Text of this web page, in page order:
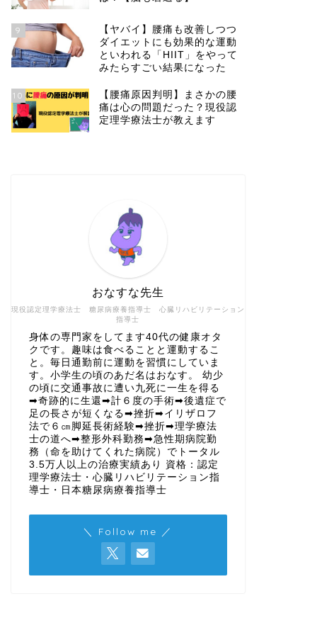
9
【ヤバイ】腰痛も改善しつつ
ダイエットにも効果的な運動
といわれる「HIIT」をやって
みたらすごい結果になった
10
【腰痛原因判明】まさかの腰
痛は心の問題だった？現役認
定理学療法士が教えます
現役認定理学療法士 糖尿病療養指導士 心臓リハビリテーション
指導士
おなすな先生
身体の専門家をしてます40代の健康オタ
クです。趣味は食べることと運動するこ
と。毎日通勤前に運動を習慣にしていま
す。小学生の頃のあだ名はおなす。 幼少
の頃に交通事故に遭い九死に一生を得る
➡奇跡的に生還➡計６度の手術➡後遺症で
足の長さが短くなる➡挫折➡イリザロフ
法で６㎝脚延長術経験➡挫折➡理学療法
士の道へ➡整形外科勤務➡急性期病院勤
務（命を助けてくれた病院）でトータル
3.5万人以上の治療実績あり 資格：認定
理学療法士・心臓リハビリテーション指
導士・日本糖尿病療養指導士
＼ Follow me ／